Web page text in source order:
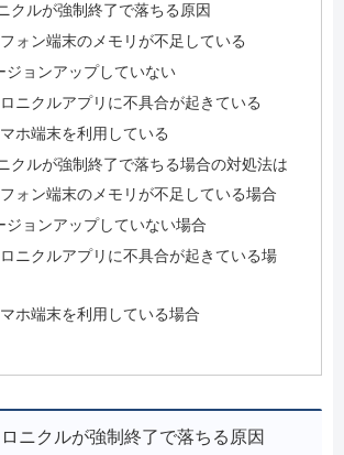
クルが強制終了で落ちる原因
ォン端末のメモリが不足している
ジョンアップしていない
ニクルアプリに不具合が起きている
ホ端末を利用している
クルが強制終了で落ちる場合の対処法は
ォン端末のメモリが不足している場合
ジョンアップしていない場合
ニクルアプリに不具合が起きている場
ホ端末を利用している場合
ニクルが強制終了で落ちる原因